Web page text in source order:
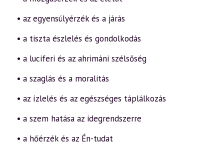
• az egyensúlyérzék és a járás
• a tiszta észlelés és gondolkodás
• a luciferi és az ahrimáni szélsőség
• a szaglás és a moralitás
• az ízlelés és az egészséges táplálkozás
• a szem hatása az idegrendszerre
• a hőérzék és az Én-tudat